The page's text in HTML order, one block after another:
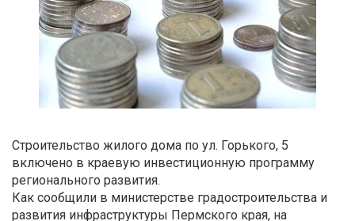
Строительство жилого дома по ул. Горького, 5
включено в краевую инвестиционную программу
регионального развития.
Как сообщили в министерстве градостроительства и
развития инфраструктуры Пермского края, на